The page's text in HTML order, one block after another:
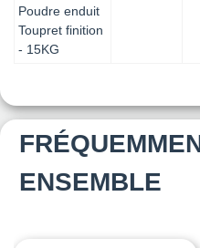
Poudre enduit
Toupret finition
- 15KG
ENSEMBLE